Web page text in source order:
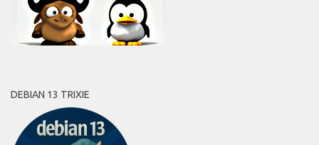
DEBIAN 13 TRIXIE